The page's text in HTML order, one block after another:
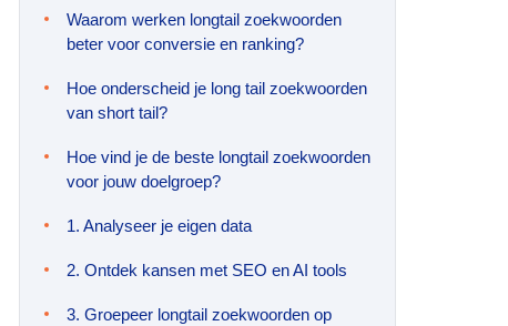
Waarom werken longtail zoekwoorden
beter voor conversie en ranking?
Hoe onderscheid je long tail zoekwoorden
van short tail?
Hoe vind je de beste longtail zoekwoorden
voor jouw doelgroep?
1. Analyseer je eigen data
2. Ontdek kansen met SEO en AI tools
3. Groepeer longtail zoekwoorden op